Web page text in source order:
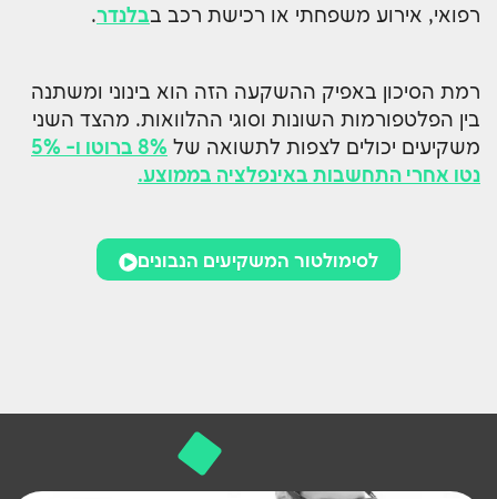
רפואי, אירוע משפחתי או רכישת רכב בבלנדר.
רמת הסיכון באפיק ההשקעה הזה הוא בינוני ומשתנה
בין הפלטפורמות השונות וסוגי ההלוואות. מהצד השני
משקיעים יכולים לצפות לתשואה של
8% ברוטו ו- 5%
נטו אחרי התחשבות באינפלציה בממוצע.
לסימולטור המשקיעים הנבונים